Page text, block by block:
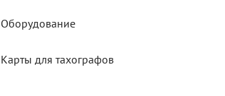
Оборудование
Карты для тахографов